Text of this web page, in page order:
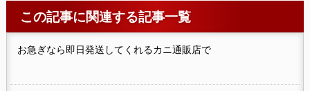
この記事に関連する記事一覧
お急ぎなら即日発送してくれるカニ通販店で